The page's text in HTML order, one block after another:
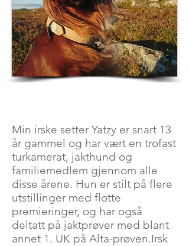
Min irske setter Yatzy er snart 13
år gammel og har vært en trofast
turkamerat, jakthund og
familiemedlem gjennom alle
disse årene. Hun er stilt på flere
utstillinger med flotte
premieringer, og har også
deltatt på jaktprøver med blant
annet 1. UK på Alta-prøven.​Irsk